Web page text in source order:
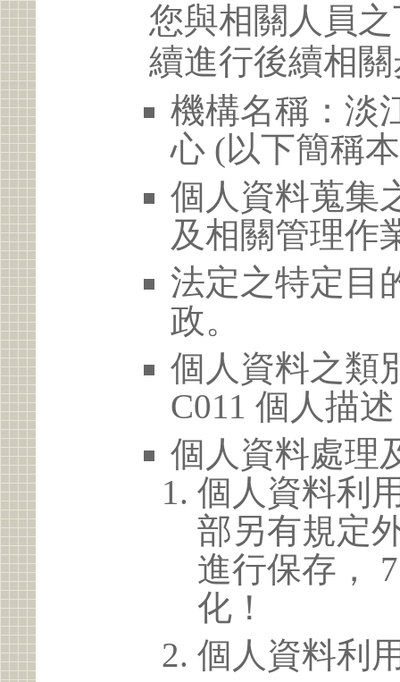
您與相關人員
續進行後續相
機構名稱：淡
心 (以下簡稱
個人資料蒐集
及相關管理作
法定之特定目
政。
個人資料之類
C011 個人描述
個人資料處理
個人資料利
部另有規定
進行保存，
化！
個人資料利